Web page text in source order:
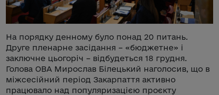
На порядку денному було понад 20 питань.
Друге пленарне засідання – «бюджетне» і
заключне цьогоріч – відбудеться 18 грудня.
Голова ОВА Мирослав Білецький наголосив, що в
міжсесійний період Закарпаття активно
працювало над популяризацією проєкту